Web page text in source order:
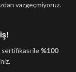
vazgeçmiyoruz.
sertifikası ile %100